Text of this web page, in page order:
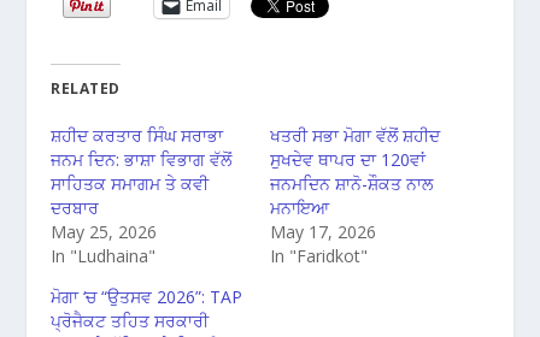
Email
RELATED
ਸ਼ਹੀਦ ਕਰਤਾਰ ਸਿੰਘ ਸਰਾਭਾ
ਜਨਮ ਦਿਨ: ਭਾਸ਼ਾ ਵਿਭਾਗ ਵੱਲੋਂ
ਸਾਹਿਤਕ ਸਮਾਗਮ ਤੇ ਕਵੀ
ਦਰਬਾਰ
May 25, 2026
In "Ludhaina"
ਖਤਰੀ ਸਭਾ ਮੋਗਾ ਵੱਲੋਂ ਸ਼ਹੀਦ
ਸੁਖਦੇਵ ਥਾਪਰ ਦਾ 120ਵਾਂ
ਜਨਮਦਿਨ ਸ਼ਾਨੋ-ਸ਼ੌਕਤ ਨਾਲ
ਮਨਾਇਆ
May 17, 2026
In "Faridkot"
ਮੋਗਾ ‘ਚ “ਉਤਸਵ 2026”: TAP
ਪ੍ਰੋਜੈਕਟ ਤਹਿਤ ਸਰਕਾਰੀ